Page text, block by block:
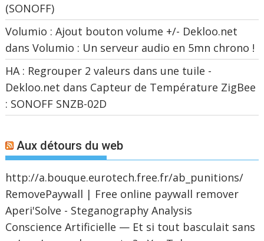
(SONOFF)
Volumio : Ajout bouton volume +/- Dekloo.net
dansVolumio : Un serveur audio en 5mn chrono !
HA : Regrouper 2 valeurs dans une tuile -
Dekloo.net dans Capteur de Température ZigBee
: SONOFF SNZB-02D
Aux détours du web
http://a.bouque.eurotech.free.fr/ab_punitions/
RemovePaywall | Free online paywall remover
Aperi'Solve - Steganography Analysis
Conscience Artificielle — Et si tout basculait sans